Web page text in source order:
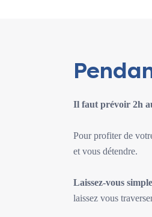
Il faut prévoir 2h
Pour profiter de
et vous détendre.
Laissez-vous
laissez vous